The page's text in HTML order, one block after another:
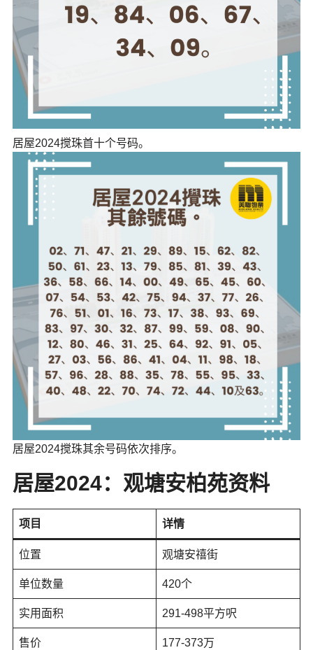
居屋2024搅珠首十个号码。
居屋2024搅珠其余号码依次排序。
居屋2024： 观塘安柏苑资料
项目 详情
位置 观塘安禧街
单位数量 420个
实用面积 291-498平方呎
售价 177-373万